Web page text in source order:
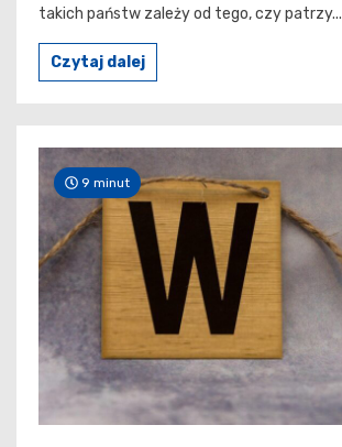
takich państw zależy od tego, czy patrzy...
Czytaj dalej
9 minut